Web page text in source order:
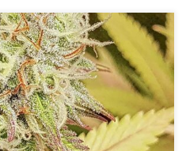
wywodzą się ze
Orange Punch (który z kolei